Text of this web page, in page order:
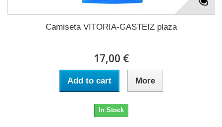
Camiseta VITORIA-GASTEIZ plaza
17,00 €
Add to cart More
In Stock